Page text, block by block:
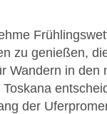
zu genießen,
Wandern in den
der